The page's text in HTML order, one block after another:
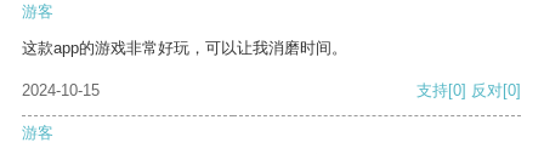
游客
这款app的游戏非常好玩，可以让我消磨时间。
2024-10-15 支持[0] 反对[0]
游客